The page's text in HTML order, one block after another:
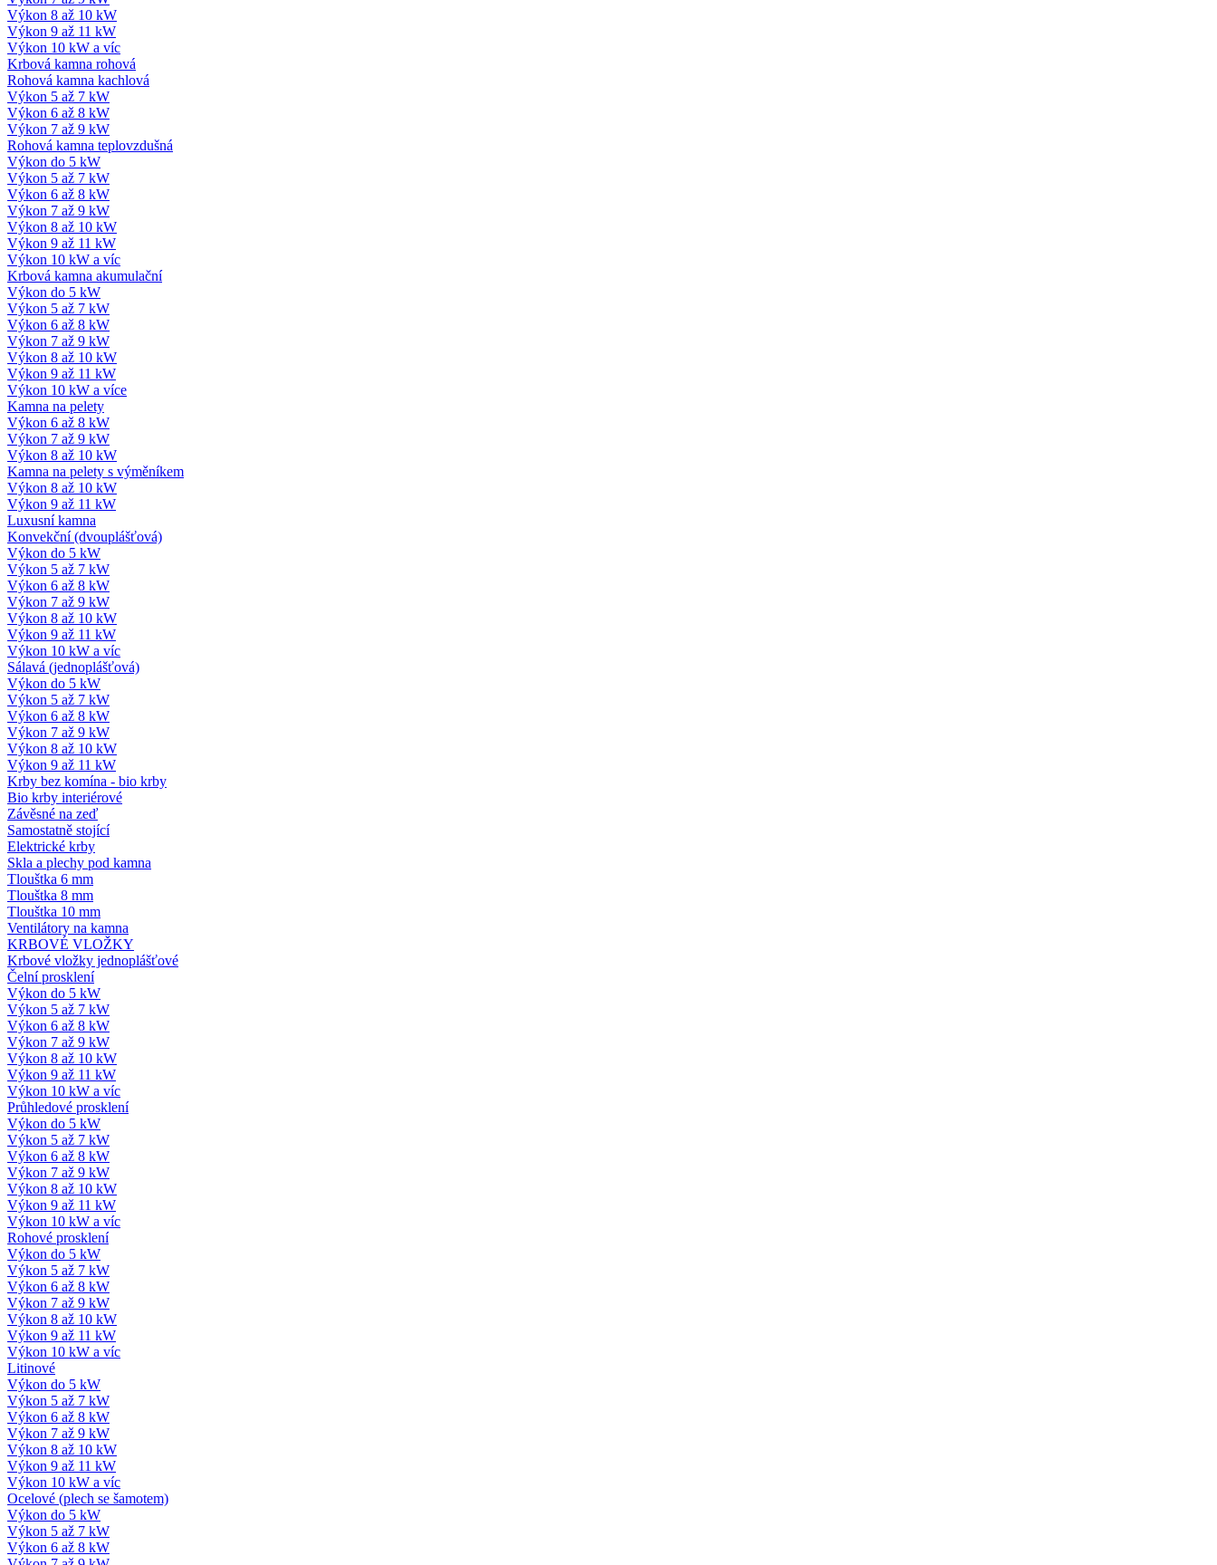
Výkon 8 až 10 kW
Výkon 9 až 11 kW
Výkon 10 kW a víc
Krbová kamna rohová
Rohová kamna kachlová
Výkon 5 až 7 kW
Výkon 6 až 8 kW
Výkon 7 až 9 kW
Rohová kamna teplovzdušná
Výkon do 5 kW
Výkon 5 až 7 kW
Výkon 6 až 8 kW
Výkon 7 až 9 kW
Výkon 8 až 10 kW
Výkon 9 až 11 kW
Výkon 10 kW a víc
Krbová kamna akumulační
Výkon do 5 kW
Výkon 5 až 7 kW
Výkon 6 až 8 kW
Výkon 7 až 9 kW
Výkon 8 až 10 kW
Výkon 9 až 11 kW
Výkon 10 kW a více
Kamna na pelety
Výkon 6 až 8 kW
Výkon 7 až 9 kW
Výkon 8 až 10 kW
Kamna na pelety s výměníkem
Výkon 8 až 10 kW
Výkon 9 až 11 kW
Luxusní kamna
Konvekční (dvouplášťová)
Výkon do 5 kW
Výkon 5 až 7 kW
Výkon 6 až 8 kW
Výkon 7 až 9 kW
Výkon 8 až 10 kW
Výkon 9 až 11 kW
Výkon 10 kW a víc
Sálavá (jednoplášťová)
Výkon do 5 kW
Výkon 5 až 7 kW
Výkon 6 až 8 kW
Výkon 7 až 9 kW
Výkon 8 až 10 kW
Výkon 9 až 11 kW
Krby bez komína - bio krby
Bio krby interiérové
Závěsné na zeď
Samostatně stojící
Elektrické krby
Skla a plechy pod kamna
Tlouštka 6 mm
Tlouštka 8 mm
Tlouštka 10 mm
Ventilátory na kamna
KRBOVÉ VLOŽKY
Krbové vložky jednoplášťové
Čelní prosklení
Výkon do 5 kW
Výkon 5 až 7 kW
Výkon 6 až 8 kW
Výkon 7 až 9 kW
Výkon 8 až 10 kW
Výkon 9 až 11 kW
Výkon 10 kW a víc
Průhledové prosklení
Výkon do 5 kW
Výkon 5 až 7 kW
Výkon 6 až 8 kW
Výkon 7 až 9 kW
Výkon 8 až 10 kW
Výkon 9 až 11 kW
Výkon 10 kW a víc
Rohové prosklení
Výkon do 5 kW
Výkon 5 až 7 kW
Výkon 6 až 8 kW
Výkon 7 až 9 kW
Výkon 8 až 10 kW
Výkon 9 až 11 kW
Výkon 10 kW a víc
Litinové
Výkon do 5 kW
Výkon 5 až 7 kW
Výkon 6 až 8 kW
Výkon 7 až 9 kW
Výkon 8 až 10 kW
Výkon 9 až 11 kW
Výkon 10 kW a víc
Ocelové (plech se šamotem)
Výkon do 5 kW
Výkon 5 až 7 kW
Výkon 6 až 8 kW